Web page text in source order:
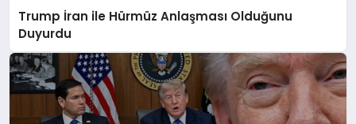
Trump İran ile Hürmüz Anlaşması Olduğunu
Duyurdu